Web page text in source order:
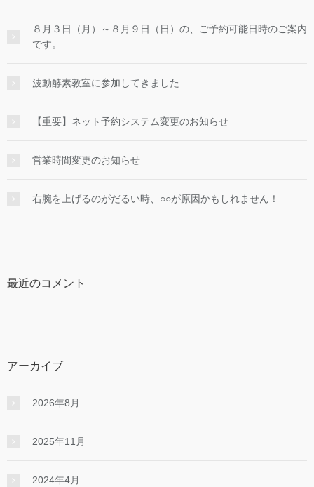
８月３日（月）～８月９日（日）の、ご予約可能日時のご案内
です。
波動酵素教室に参加してきました
【重要】ネット予約システム変更のお知らせ
営業時間変更のお知らせ
右腕を上げるのがだるい時、○○が原因かもしれません！
最近のコメント
アーカイブ
2026年8月
2025年11月
2024年4月